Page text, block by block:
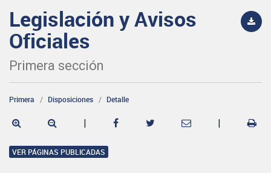
Legislación y Avisos
Oficiales
Primera sección
Primera Disposiciones Detalle
| |
VER PÁGINAS PUBLICADAS